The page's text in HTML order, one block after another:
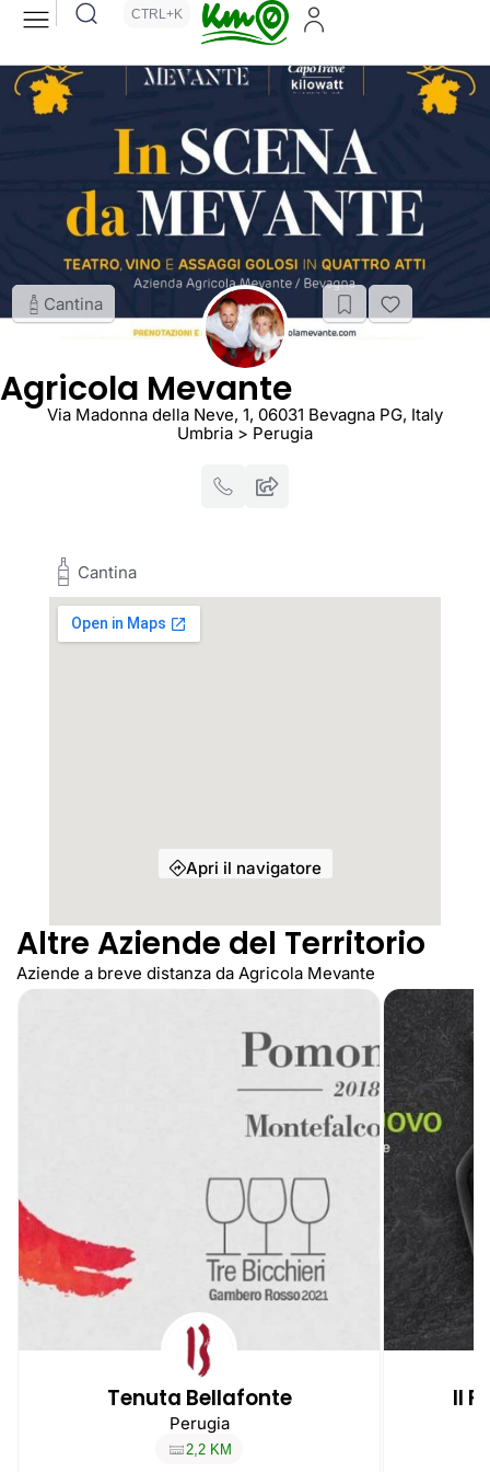
CTRL+K
Cantina
Agricola Mevante
Via Madonna della Neve, 1, 06031 Bevagna PG, Italy
Umbria > Perugia
Cantina
Apri il navigatore
Altre Aziende del Territorio
Aziende a breve distanza da Agricola Mevante
Tenuta Bellafonte
Perugia
2,2 KM
Il